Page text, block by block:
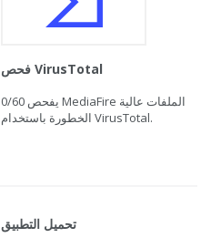
فحص VirusTotal
0/60
الخطورة باستخدام VirusTotal.
تحميل التطبيق